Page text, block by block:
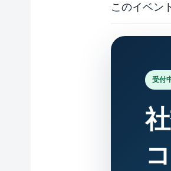
このイベン
受付